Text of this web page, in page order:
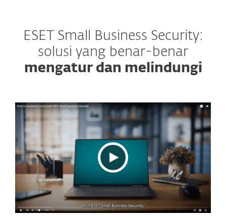
ESET Small Business Security:
solusi yang benar-benar
mengatur dan melindungi